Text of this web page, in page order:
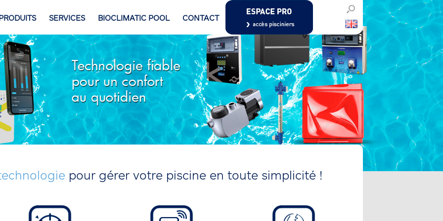
SERVICES BIOCLIMATIC POOL CONTACT PISCINIERS
pour gérer votre piscine en toute simplicité !